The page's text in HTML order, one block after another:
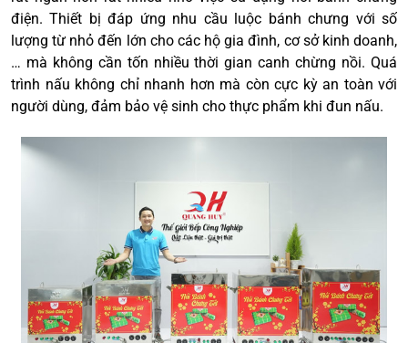
điện. Thiết bị đáp ứng nhu cầu luộc bánh chưng với số
lượng từ nhỏ đến lớn cho các hộ gia đình, cơ sở kinh doanh,
… mà không cần tốn nhiều thời gian canh chừng nồi. Quá
trình nấu không chỉ nhanh hơn mà còn cực kỳ an toàn với
người dùng, đảm bảo vệ sinh cho thực phẩm khi đun nấu.